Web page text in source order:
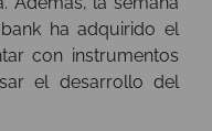
ha adquirido el
con instrumentos
el desarrollo del